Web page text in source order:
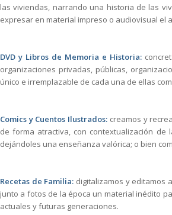
las viviendas, narrando una historia de las
expresar en material impreso o audiovisual el
DVD y Libros de Memoria e Historia:
organizaciones privadas, públicas,
único e irremplazable de cada una de ellas
Comics y Cuentos Ilustrados: creamos y
de forma atractiva, con contextualización
dejándoles una enseñanza valórica; o bien
Recetas de Familia: digitalizamos y editamos
junto a fotos de la época un material inédito
actuales y futuras generaciones.